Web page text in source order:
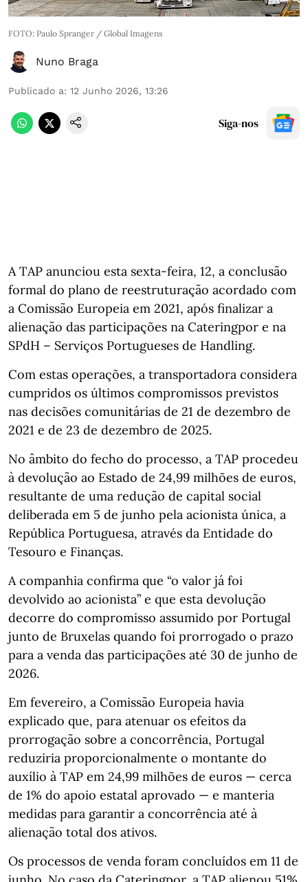
FOTO: Paulo Spranger / Global Imagens
Nuno Braga
Publicado a: 12 Junho 2026, 13:26
Siga-nos
A TAP anunciou esta sexta-feira, 12, a conclusão
formal do plano de reestruturação acordado com
a Comissão Europeia em 2021, após finalizar a
alienação das participações na Cateringpor e na
SPdH – Serviços Portugueses de Handling.
Com estas operações, a transportadora considera
cumpridos os últimos compromissos previstos
nas decisões comunitárias de 21 de dezembro de
2021 e de 23 de dezembro de 2025.
No âmbito do fecho do processo, a TAP procedeu
à devolução ao Estado de 24,99 milhões de euros,
resultante de uma redução de capital social
deliberada em 5 de junho pela acionista única, a
República Portuguesa, através da Entidade do
Tesouro e Finanças.
A companhia confirma que “o valor já foi
devolvido ao acionista” e que esta devolução
decorre do compromisso assumido por Portugal
junto de Bruxelas quando foi prorrogado o prazo
para a venda das participações até 30 de junho de
2026.
Em fevereiro, a Comissão Europeia havia
explicado que, para atenuar os efeitos da
prorrogação sobre a concorrência, Portugal
reduziria proporcionalmente o montante do
auxílio à TAP em 24,99 milhões de euros — cerca
de 1% do apoio estatal aprovado — e manteria
medidas para garantir a concorrência até à
alienação total dos ativos.
Os processos de venda foram concluídos em 11 de